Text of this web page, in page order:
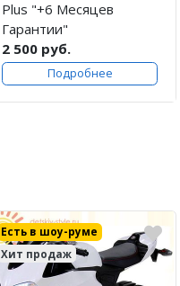
Plus "+6 Месяцев
Гарантии"
2 500 руб.
Подробнее
Есть в шоу-руме
Хит продаж